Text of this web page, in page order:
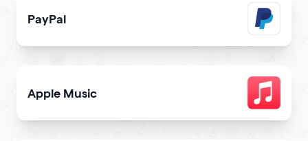
PayPal
Apple Music